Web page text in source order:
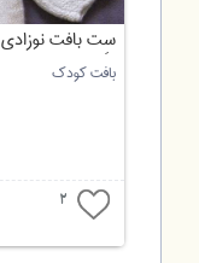
سِت بافت نوزادی
بافت کودک
2